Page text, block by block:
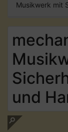
Musikwerk mit
und